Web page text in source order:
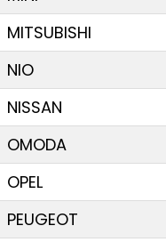
MITSUBISHI
NIO
NISSAN
OMODA
OPEL
PEUGEOT